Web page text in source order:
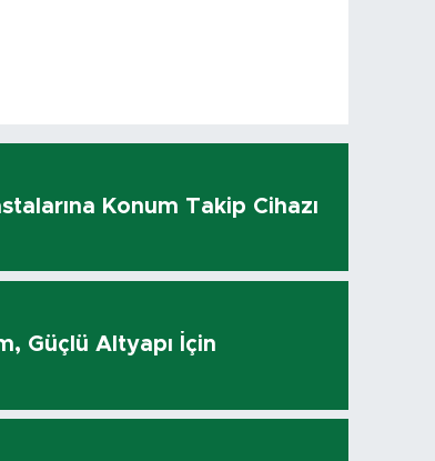
Konum Takip Cihazı
Güçlü Altyapı İçin